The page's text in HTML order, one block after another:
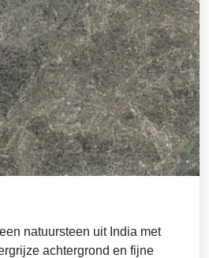
natuursteen uit India met
achtergrond en fijne